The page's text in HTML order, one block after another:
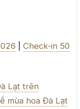
Check-in 50
Lạt trên
mùa hoa Đà Lạt